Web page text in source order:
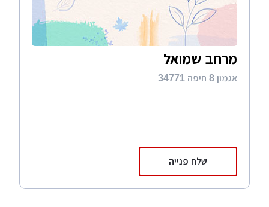
מרחב שמואל
אגמון 8 חיפה 34771
שלח פנייה